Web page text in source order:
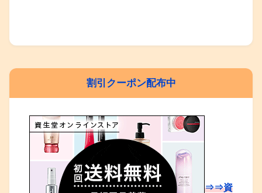
割引クーポン配布中
⇒⇒資